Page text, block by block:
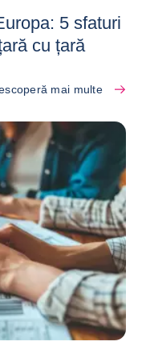
5 sfaturi
cu țară
mai multe